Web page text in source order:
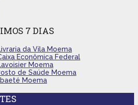
7 DIAS
da Vila Moema
Econômica Federal
Moema
de Saúde Moema
Moema